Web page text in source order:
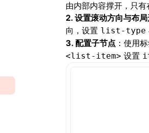
由内部内容撑开，只有
2. 设置滚动方向与布
向，设置 list-type
3. 配置子节点 ：使用
<list-item> 设置